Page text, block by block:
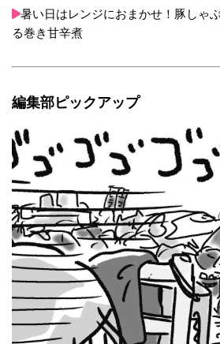
暑い日はレンジにおまかせ！豚しゃ
る巻き甘辛煮
編集部ピックアップ